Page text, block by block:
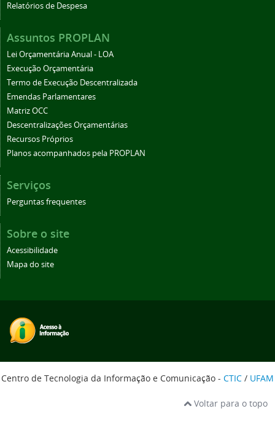
Relatórios de Despesa
Assuntos PROPLAN
Lei Orçamentária Anual - LOA
Execução Orçamentária
Termo de Execução Descentralizada
Emendas Parlamentares
Matriz OCC
Descentralizações Orçamentárias
Recursos Próprios
Planos acompanhados pela PROPLAN
Serviços
Perguntas frequentes
Sobre o site
Acessibilidade
Mapa do site
Centro de Tecnologia da Informação e Comunicação - CTIC / UFAM
Voltar para o topo